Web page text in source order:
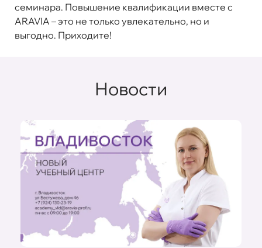
семинара. Повышение квалификации вместе с
ARAVIA – это не только увлекательно, но и
выгодно. Приходите!
Новости